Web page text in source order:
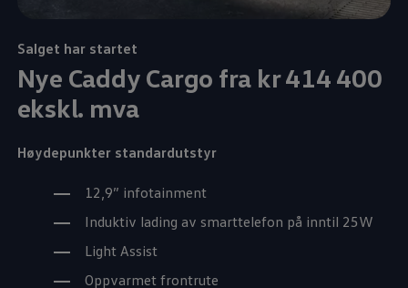
Salget har startet
Nye Caddy Cargo fra kr 414 400
ekskl. mva
Høydepunkter standardutstyr
12,9” infotainment
Induktiv lading av smarttelefon på inntil 25W
Light Assist
Oppvarmet frontrute